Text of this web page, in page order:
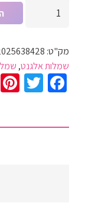
נשים
מקסי
אלגנטית
מק"ט:
שמלות אלגנט,